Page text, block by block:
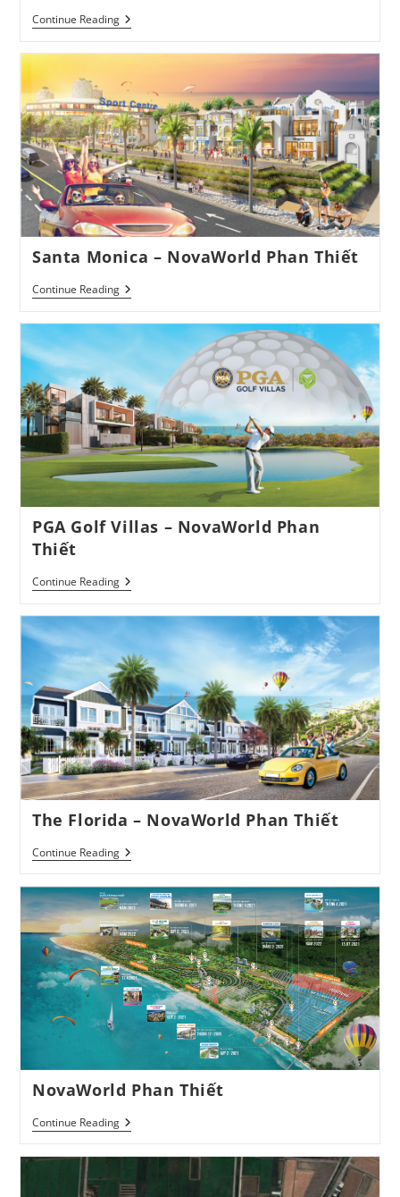
Continue ReadingFestival
Town
Thiết
Santa Monica – NovaWorld Phan Thiết
Continue ReadingSanta
Monica
NovaWorld
Phan
PGA Golf Villas – NovaWorld Phan
Thiết
Continue ReadingPGA
Golf
NovaWorld
Phan
Thiết
The Florida – NovaWorld Phan Thiết
Continue ReadingThe
Florida
NovaWorld
Phan
Thiết
NovaWorld Phan Thiết
Continue ReadingNovaWorld
Phan